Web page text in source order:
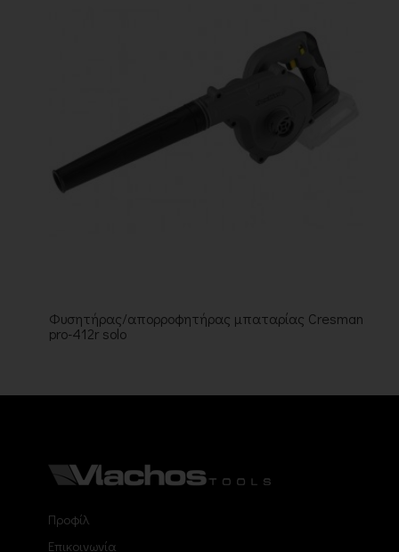
Φυσητήρας/απορροφητήρας μπαταρίας Cresman
pro-412r solo
Προφίλ
Επικοινωνία